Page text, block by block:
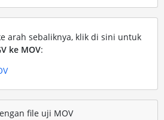
arah sebaliknya, klik di sini untuk
ke MOV:
file uji MOV